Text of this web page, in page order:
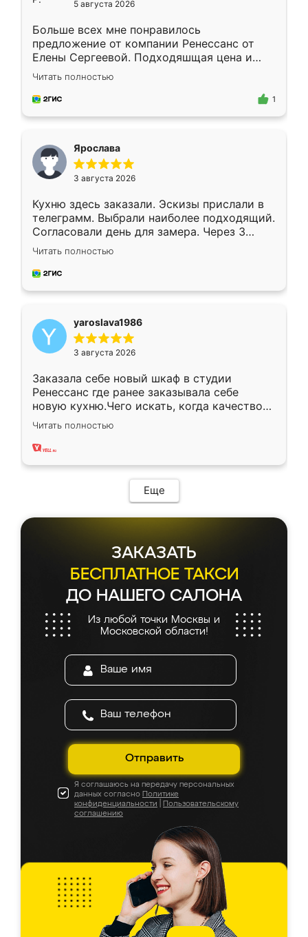
5 августа 2026
Больше всех мне понравилось
предложение от компании Ренессанс от
Елены Сергеевой. Подходяшщая цена и
короткие сроки изготовления. Приехавший
для замера сотрудник Владислав
предложил по моему эскизу самый
Читать полностью
1
Ярослава
3 августа 2026
Кухню здесь заказали. Эскизы прислали в
телеграмм. Выбрали наиболее подходящий.
Согласовали день для замера. Через 3
недели кухня была уже готова. Остались
довольны работой. Спасибо Ренессанс
мебель за качественную работу!
Читать полностью
yaroslava1986
3 августа 2026
Заказала себе новый шкаф в студии
Ренессанс где ранее заказывала себе
новую кухню.Чего искать, когда качеством
вполне довольна. Служит кухня уже почти
два года, нареканий нет.
Читать полностью
Еще
ЗАКАЗАТЬ
БЕСПЛАТНОЕ ТАКСИ
ДО НАШЕГО САЛОНА
Из любой точки Москвы и
Московской области!
Отправить
Я соглашаюсь на передачу персональных
данных согласно Политике
конфиденциальности
Пользовательскому
соглашению